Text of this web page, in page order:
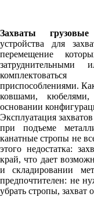
Захваты грузовые
устройства для
перемещение
комплектоваться
приспособлениями.
ковшами,
основании
Эксплуатация
при подъеме
канатные стропы не
этого недостатка:
край, что дает
и складировании
предпочтителен: не
убрать стропы, захват